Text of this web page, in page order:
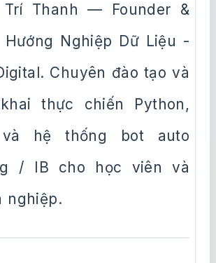
Thanh — Founder &
Hướng Nghiệp Dữ Liệu -
Chuyên đào tạo và
thực chiến Python,
và hệ thống bot auto
/ IB cho học viên và
nghiệp.